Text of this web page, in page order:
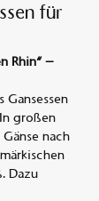
für
Rhin“ –
großen
nach
Dazu